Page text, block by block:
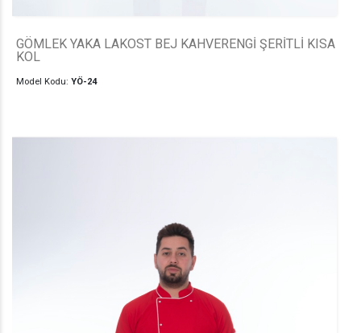
GÖMLEK YAKA LAKOST BEJ KAHVERENGİ ŞERİTLİ KISA
KOL
Model Kodu: YÖ-24